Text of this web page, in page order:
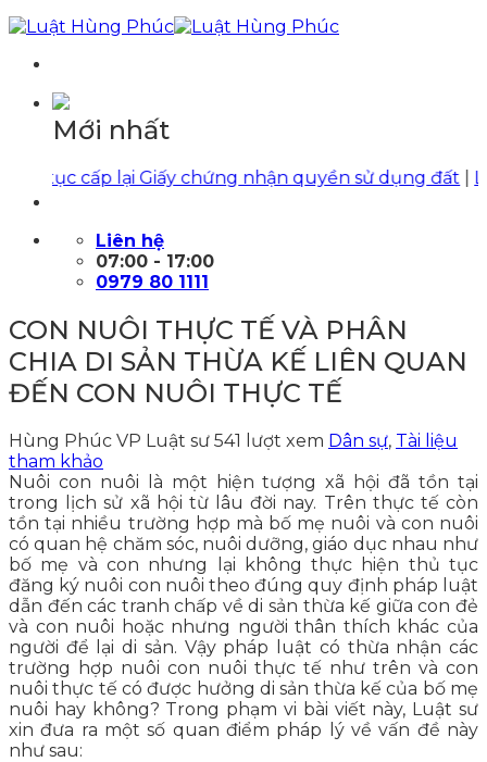
Mới nhất
cấp lại Giấy chứng nhận quyền sử dụng đất|Luật
Liên hệ
07:00 - 17:00
0979 80 1111
CON NUÔI THỰC TẾ VÀ PHÂN
CHIA DI SẢN THỪA KẾ LIÊN QUAN
ĐẾN CON NUÔI THỰC TẾ
Hùng Phúc VP Luật sư 541 lượt xem Dân sự, Tài liệu
tham khảo
Nuôi con nuôi là một hiện tượng xã hội đã tồn tại
trong lịch sử xã hội từ lâu đời nay. Trên thực tế còn
tồn tại nhiều trường hợp mà bố mẹ nuôi và con nuôi
có quan hệ chăm sóc, nuôi dưỡng, giáo dục nhau như
bố mẹ và con nhưng lại không thực hiện thủ tục
đăng ký nuôi con nuôi theo đúng quy định pháp luật
dẫn đến các tranh chấp về di sản thừa kế giữa con đẻ
và con nuôi hoặc nhưng người thân thích khác của
người để lại di sản. Vậy pháp luật có thừa nhận các
trường hợp nuôi con nuôi thực tế như trên và con
nuôi thực tế có được hưởng di sản thừa kế của bố mẹ
nuôi hay không? Trong phạm vi bài viết này, Luật sư
xin đưa ra một số quan điểm pháp lý về vấn đề này
như sau: